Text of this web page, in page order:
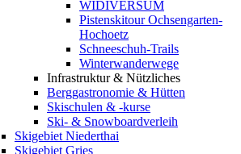
WIDIVERSUM
Pistenskitour Ochsengarten-
Hochoetz
Schneeschuh-Trails
Winterwanderwege
Infrastruktur & Nützliches
Berggastronomie & Hütten
Skischulen & -kurse
Ski- & Snowboardverleih
Skigebiet Niederthai
Skigebiet Gries